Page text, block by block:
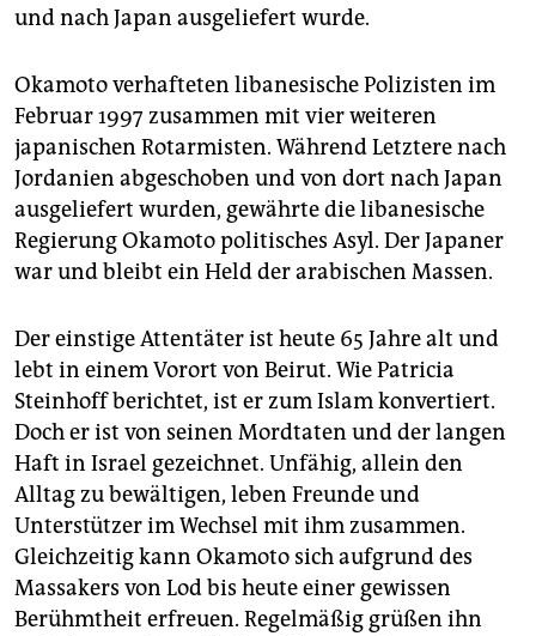
und nach Japan ausgeliefert wurde.
Okamoto verhafteten libanesische Polizisten im
Februar 1997 zusammen mit vier weiteren
japanischen Rotarmisten. Während Letztere nach
Jordanien abgeschoben und von dort nach Japan
ausgeliefert wurden, gewährte die libanesische
Regierung Okamoto politisches Asyl. Der Japaner
war und bleibt ein Held der arabischen Massen.
Der einstige Attentäter ist heute 65 Jahre alt und
lebt in einem Vorort von Beirut. Wie Patricia
Steinhoff berichtet, ist er zum Islam konvertiert.
Doch er ist von seinen Mordtaten und der langen
Haft in Israel gezeichnet. Unfähig, allein den
Alltag zu bewältigen, leben Freunde und
Unterstützer im Wechsel mit ihm zusammen.
Gleichzeitig kann Okamoto sich aufgrund des
Massakers von Lod bis heute einer gewissen
Berühmtheit erfreuen. Regelmäßig grüßen ihn